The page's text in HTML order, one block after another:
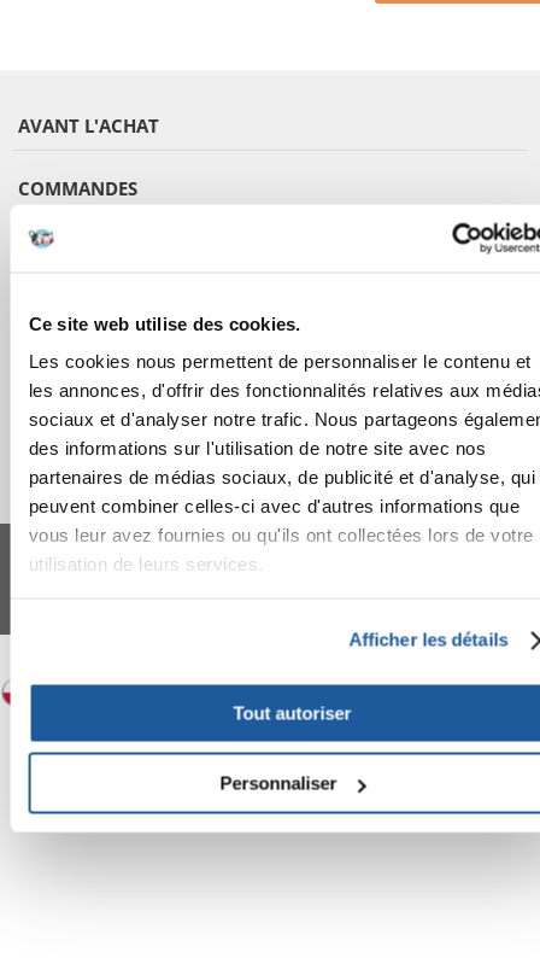
Ce site web utilise des cookies.
Les cookies nous permettent de personnaliser le contenu et
les annonces, d'offrir des fonctionnalités relatives aux
sociaux et d'analyser notre trafic. Nous partageons
des informations sur l'utilisation de notre site avec nos
partenaires de médias sociaux, de publicité et d'analyse, qui
peuvent combiner celles-ci avec d'autres informations que
vous leur avez fournies ou qu'ils ont collectées lors de votre
utilisation de leurs services.
Afficher les détails
Tout autoriser
Personnaliser
AVANT L'ACHAT
COMMANDES
APRÈS L'ACHAT
APPRENEZ À NOUS CONNAÎTRE
FERA 24 UG Sede legale: Blankenfelder Dorfstraße 94 15827 Blankenfelde-
Mahlow (Germania) - P.IVA DE317667035
*
Tous les prix incluent la TVA / plus l'expédition
FERA INTERNATIONAL: